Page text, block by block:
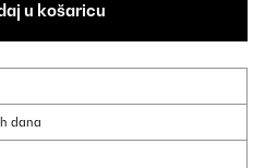
u košaricu
dana